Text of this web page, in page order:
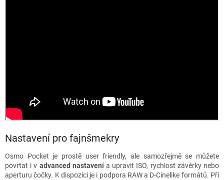
Nastavení pro fajnšmekry
Osmo Pocket je prostě user friendly, ale samozřejmě se můžete
povrtat i v advanced nastavenía upravit ISO, rychlost závěrky nebo
aperturu čočky. K dispozici je i podpora RAW a D-Cinelike formátů. Při